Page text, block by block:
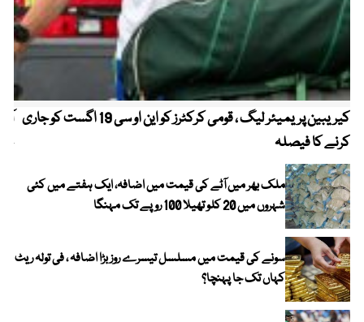
کیریبین پریمیئر لیگ ، قومی کرکٹرز کو این او سی 19 اگست کو جاری
کرنے کا فیصلہ
ملک بھر میں آٹے کی قیمت میں اضافہ، ایک ہفتے میں کئی
شہروں میں 20 کلو تھیلا 100 روپے تک مہنگا
سونے کی قیمت میں مسلسل تیسرے روز بڑا اضافہ ، فی تولہ ریٹ
کہاں تک جا پہنچا؟